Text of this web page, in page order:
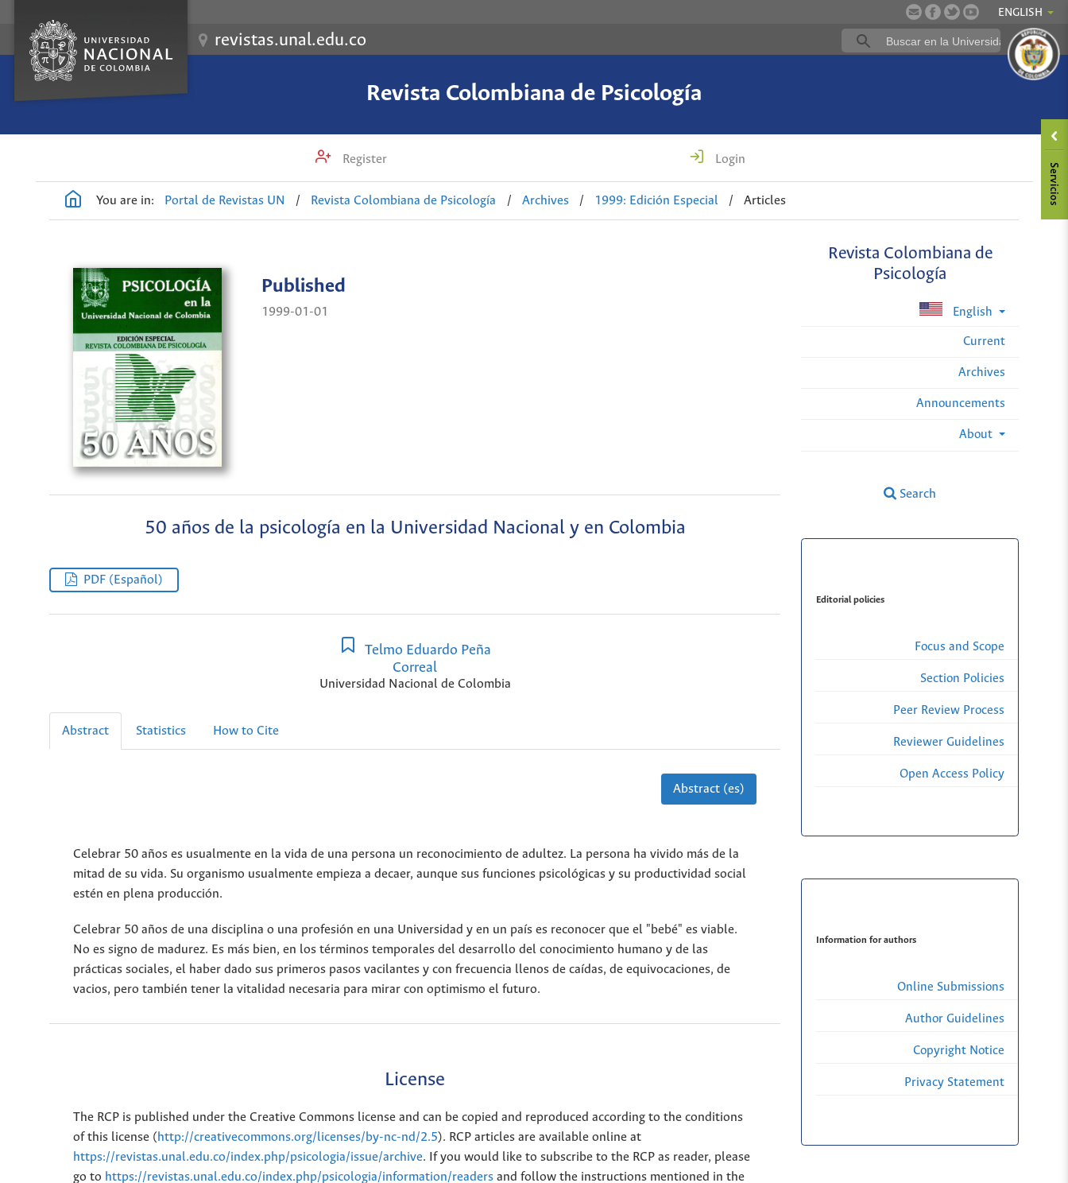
ENGLISH
revistas.unal.edu.co
Revista Colombiana de Psicología
Register Login
You are in: Portal de Revistas UN / Revista Colombiana de Psicología / Archives / 1999: Edición Especial / Articles
Revista Colombiana de
Psicología
English
Current
Archives
Announcements
About
Search
Published
1999-01-01
50 años de la psicología en la Universidad Nacional y en Colombia
PDF (Español)
Telmo Eduardo Peña
Correal
Universidad Nacional de Colombia
Abstract Statistics How to Cite
Abstract (es)
Celebrar 50 años es usualmente en la vida de una persona un reconocimiento de adultez. La persona ha vivido más de la
mitad de su vida. Su organismo usualmente empieza a decaer, aunque sus funciones psicológicas y su productividad social
estén en plena producción.
Celebrar 50 años de una disciplina o una profesión en una Universidad y en un país es reconocer que el "bebé" es viable.
No es signo de madurez. Es más bien, en los términos temporales del desarrollo del conocimiento humano y de las
prácticas sociales, el haber dado sus primeros pasos vacilantes y con frecuencia llenos de caídas, de equivocaciones, de
vacios, pero también tener la vitalidad necesaria para mirar con optimismo el futuro.
License
The RCP is published under the Creative Commons license and can be copied and reproduced according to the conditions
of this license (http://creativecommons.org/licenses/by-nc-nd/2.5). RCP articles are available online at
https://revistas.unal.edu.co/index.php/psicologia/issue/archive. If you would like to subscribe to the RCP as reader, please
go to https://revistas.unal.edu.co/index.php/psicologia/information/readers and follow the instructions mentioned in the
Editorial policies
Focus and Scope
Section Policies
Peer Review Process
Reviewer Guidelines
Open Access Policy
Information for authors
Online Submissions
Author Guidelines
Copyright Notice
Privacy Statement